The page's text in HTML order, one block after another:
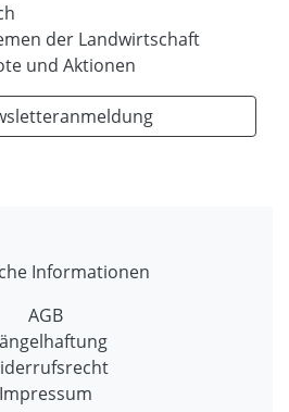
der Landwirtschaft
und Aktionen
Informationen
AGB
Impressum